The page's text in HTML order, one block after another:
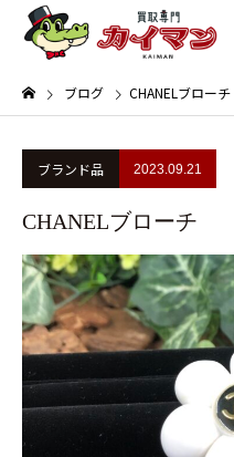
ブログ CHANELブローチ
ブランド品 2023.09.21
CHANELブローチ